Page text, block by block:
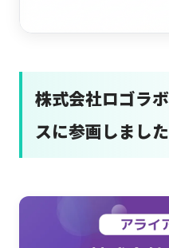
株式会社ロゴラ
スに参画しました